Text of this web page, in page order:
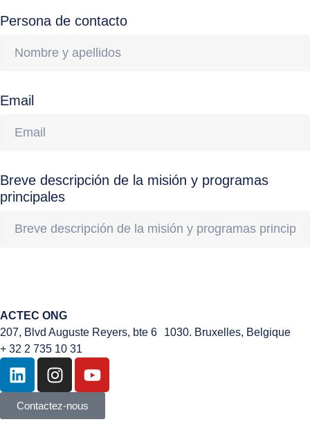
Persona de contacto
Email
Breve descripción de la misión y programas
principales
ACTEC ONG
207, Blvd Auguste Reyers, bte 6 1030. Bruxelles, Belgique
+ 32 2 735 10 31
Contactez-nous